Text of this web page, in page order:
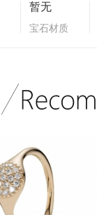
暂无
宝石材质